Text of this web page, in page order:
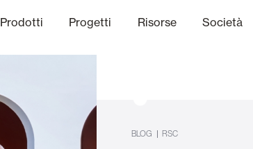
Prodotti Progetti Risorse
Finiture
Società
BLOG | RSC